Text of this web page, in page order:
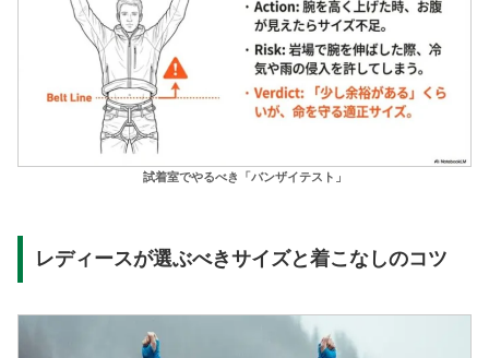
試着室でやるべき「バンザイテスト」
レディースが選ぶべきサイズと着こなしのコツ